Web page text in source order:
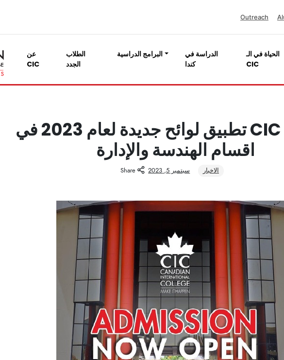
Outreach
عن
CIC
الطلاب
الجدد
البرامج الدراسية
الدراسة في
كندا
الحياة في الـ
CIC
تعلن الـ CIC تطبيق لوائح جديدة لعام 2023 في
اقسام الهندسة والإدارة
الاخبار سبتمبر 5, 2023 Share